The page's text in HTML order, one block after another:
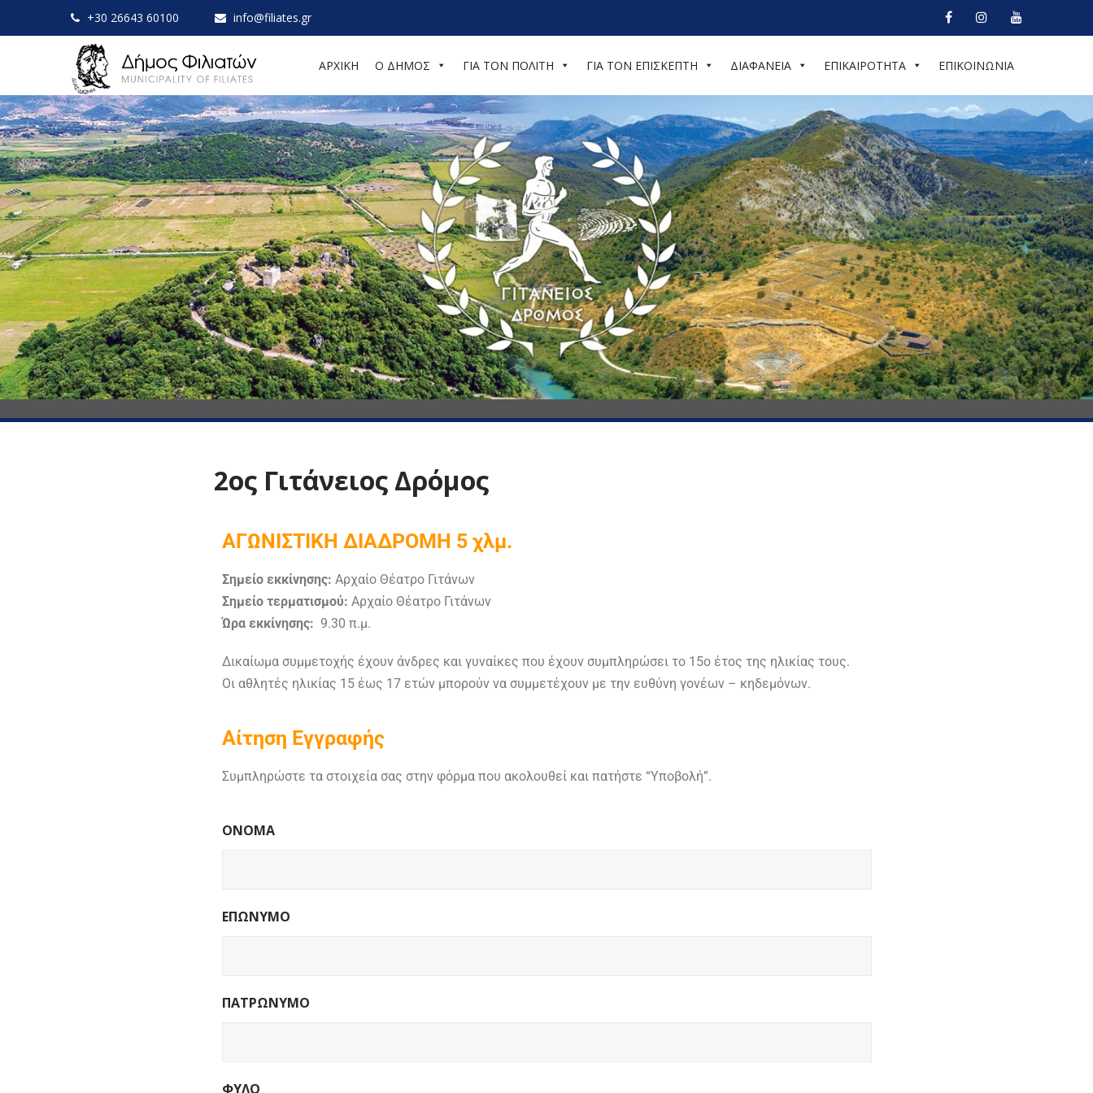
+30 26643 60100 info@filiates.gr
ΑΡΧΙΚΗ Ο ΔΗΜΟΣ ΓΙΑ ΤΟΝ ΠΟΛΙΤΗ ΓΙΑ ΤΟΝ ΕΠΙΣΚΕΠΤΗ ΔΙΑΦΑΝΕΙΑ ΕΠΙΚΑΙΡΟΤΗΤΑ ΕΠΙΚΟΙΝΩΝΙΑ
2ος Γιτάνειος Δρόμος
ΑΓΩΝΙΣΤΙΚΗ ΔΙΑΔΡΟΜΗ 5 χλμ.
Σημείο εκκίνησης: Αρχαίο Θέατρο Γιτάνων
Σημείο τερματισμού: Αρχαίο Θέατρο Γιτάνων
Ώρα εκκίνησης: 9.30 π.μ.
Δικαίωμα συμμετοχής έχουν άνδρες και γυναίκες που έχουν συμπληρώσει το 15ο έτος της ηλικίας τους.
Οι αθλητές ηλικίας 15 έως 17 ετών μπορούν να συμμετέχουν με την ευθύνη γονέων – κηδεμόνων.
Αίτηση Εγγραφής
Συμπληρώστε τα στοιχεία σας στην φόρμα που ακολουθεί και πατήστε “Υποβολή”.
ΟΝΟΜΑ
ΕΠΩΝΥΜΟ
ΠΑΤΡΩΝΥΜΟ
ΦΥΛΟ